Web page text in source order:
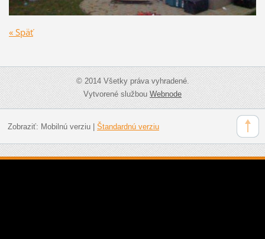
« Späť
© 2014 Všetky práva vyhradené.
Vytvorené službouWebnode
Zobraziť: Mobilnú verziu| Štandardnú verziu